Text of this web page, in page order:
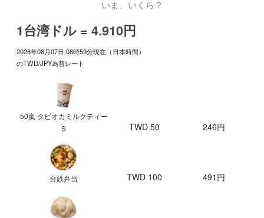
いま、いくら？
1台湾ドル = 4.910円
2026年08月07日 08時59分現在（日本時間）
のTWD/JPY為替レート
50嵐 タピオカミルクティー
S
TWD 50 246円
台鉄弁当 TWD 100 491円